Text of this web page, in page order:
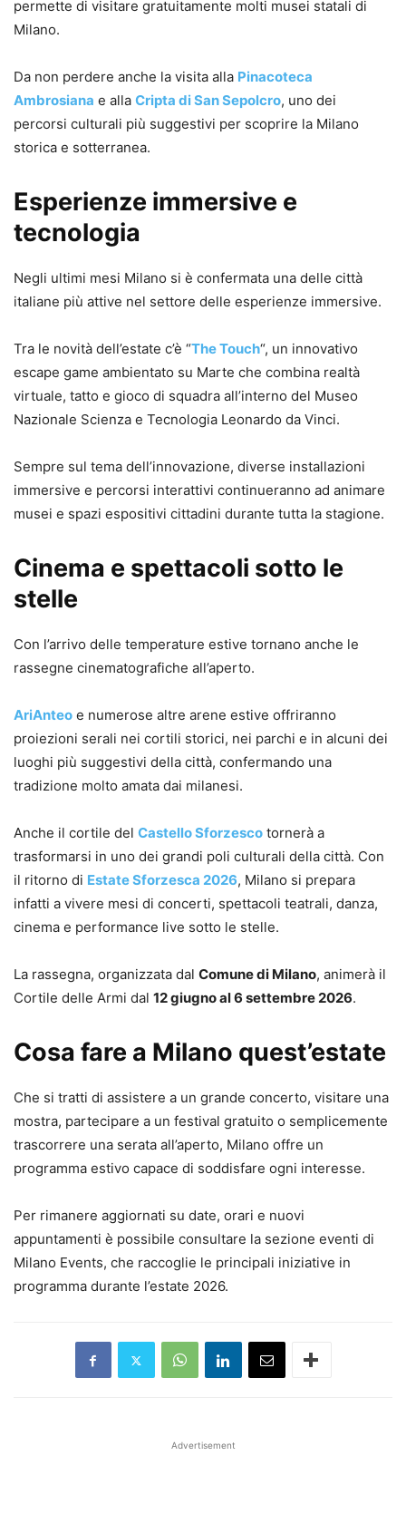
permette di visitare gratuitamente molti musei statali di
Milano.
Da non perdere anche la visita alla Pinacoteca
Ambrosiana e alla Cripta di San Sepolcro, uno dei
percorsi culturali più suggestivi per scoprire la Milano
storica e sotterranea.
Esperienze immersive e
tecnologia
Negli ultimi mesi Milano si è confermata una delle città
italiane più attive nel settore delle esperienze immersive.
Tra le novità dell’estate c’è “The Touch“, un innovativo
escape game ambientato su Marte che combina realtà
virtuale, tatto e gioco di squadra all’interno del Museo
Nazionale Scienza e Tecnologia Leonardo da Vinci.
Sempre sul tema dell’innovazione, diverse installazioni
immersive e percorsi interattivi continueranno ad animare
musei e spazi espositivi cittadini durante tutta la stagione.
Cinema e spettacoli sotto le
stelle
Con l’arrivo delle temperature estive tornano anche le
rassegne cinematografiche all’aperto.
AriAnteo e numerose altre arene estive offriranno
proiezioni serali nei cortili storici, nei parchi e in alcuni dei
luoghi più suggestivi della città, confermando una
tradizione molto amata dai milanesi.
Anche il cortile del Castello Sforzesco tornerà a
trasformarsi in uno dei grandi poli culturali della città. Con
il ritorno di Estate Sforzesca 2026, Milano si prepara
infatti a vivere mesi di concerti, spettacoli teatrali, danza,
cinema e performance live sotto le stelle.
La rassegna, organizzata dal Comune di Milano, animerà il
Cortile delle Armi dal 12 giugno al 6 settembre 2026.
Cosa fare a Milano quest’estate
Che si tratti di assistere a un grande concerto, visitare una
mostra, partecipare a un festival gratuito o semplicemente
trascorrere una serata all’aperto, Milano offre un
programma estivo capace di soddisfare ogni interesse.
Per rimanere aggiornati su date, orari e nuovi
appuntamenti è possibile consultare la sezione eventi di
Milano Events, che raccoglie le principali iniziative in
programma durante l’estate 2026.
Advertisement